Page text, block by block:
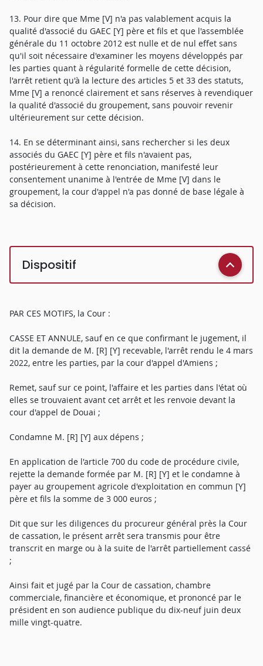
13. Pour dire que Mme [V] n'a pas valablement acquis la
qualité d'associé du GAEC [Y] père et fils et que l'assemblée
générale du 11 octobre 2012 est nulle et de nul effet sans
qu'il soit nécessaire d'examiner les moyens développés par
les parties quant à régularité formelle de cette décision,
l'arrêt retient qu'à la lecture des articles 5 et 33 des statuts,
Mme [V] a renoncé clairement et sans réserves à revendiquer
la qualité d'associé du groupement, sans pouvoir revenir
ultérieurement sur cette décision.
14. En se déterminant ainsi, sans rechercher si les deux
associés du GAEC [Y] père et fils n'avaient pas,
postérieurement à cette renonciation, manifesté leur
consentement unanime à l'entrée de Mme [V] dans le
groupement, la cour d'appel n'a pas donné de base légale à
sa décision.
Dispositif
PAR CES MOTIFS, la Cour :
CASSE ET ANNULE, sauf en ce que confirmant le jugement, il
dit la demande de M. [R] [Y] recevable, l'arrêt rendu le 4 mars
2022, entre les parties, par la cour d'appel d'Amiens ;
Remet, sauf sur ce point, l'affaire et les parties dans l'état où
elles se trouvaient avant cet arrêt et les renvoie devant la
cour d'appel de Douai ;
Condamne M. [R] [Y] aux dépens ;
En application de l'article 700 du code de procédure civile,
rejette la demande formée par M. [R] [Y] et le condamne à
payer au groupement agricole d'exploitation en commun [Y]
père et fils la somme de 3 000 euros ;
Dit que sur les diligences du procureur général près la Cour
de cassation, le présent arrêt sera transmis pour être
transcrit en marge ou à la suite de l'arrêt partiellement cassé
;
Ainsi fait et jugé par la Cour de cassation, chambre
commerciale, financière et économique, et prononcé par le
président en son audience publique du dix-neuf juin deux
mille vingt-quatre.